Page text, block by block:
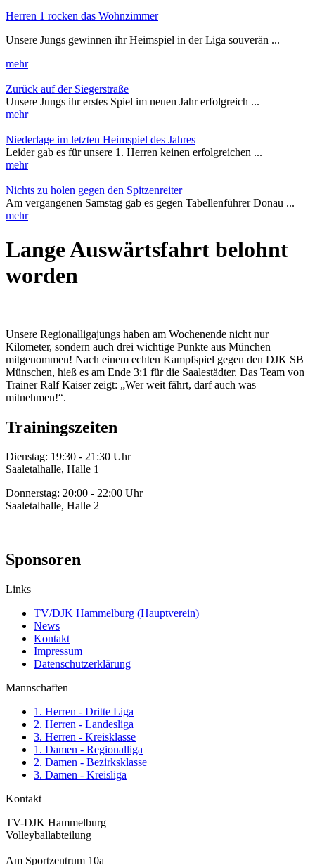
Herren 1 rocken das Wohnzimmer
Unsere Jungs gewinnen ihr Heimspiel in der Liga souverän ...
mehr
Zurück auf der Siegerstraße
Unsere Jungs ihr erstes Spiel im neuen Jahr erfolgreich ...
mehr
Niederlage im letzten Heimspiel des Jahres
Leider gab es für unsere 1. Herren keinen erfolgreichen ...
mehr
Nichts zu holen gegen den Spitzenreiter
Am vergangenen Samstag gab es gegen Tabellenführer Donau ...
mehr
Lange Auswärtsfahrt belohnt
worden
Unsere Regionalligajungs haben am Wochenende nicht nur
Kilometer, sondern auch drei wichtige Punkte aus München
mitgenommen! Nach einem echten Kampfspiel gegen den DJK SB
Münschen, hieß es am Ende 3:1 für die Saalestädter. Das Team von
Trainer Ralf Kaiser zeigt: „Wer weit fährt, darf auch was
mitnehmen!“.
Trainingszeiten
Dienstag: 19:30 - 21:30 Uhr
Saaletalhalle, Halle 1
Donnerstag: 20:00 - 22:00 Uhr
Saaletalhalle, Halle 2
Sponsoren
Links
TV/DJK Hammelburg (Hauptverein)
News
Kontakt
Impressum
Datenschutzerklärung
Mannschaften
1. Herren - Dritte Liga
2. Herren - Landesliga
3. Herren - Kreisklasse
1. Damen - Regionalliga
2. Damen - Bezirksklasse
3. Damen - Kreisliga
Kontakt
TV-DJK Hammelburg
Volleyballabteilung
Am Sportzentrum 10a